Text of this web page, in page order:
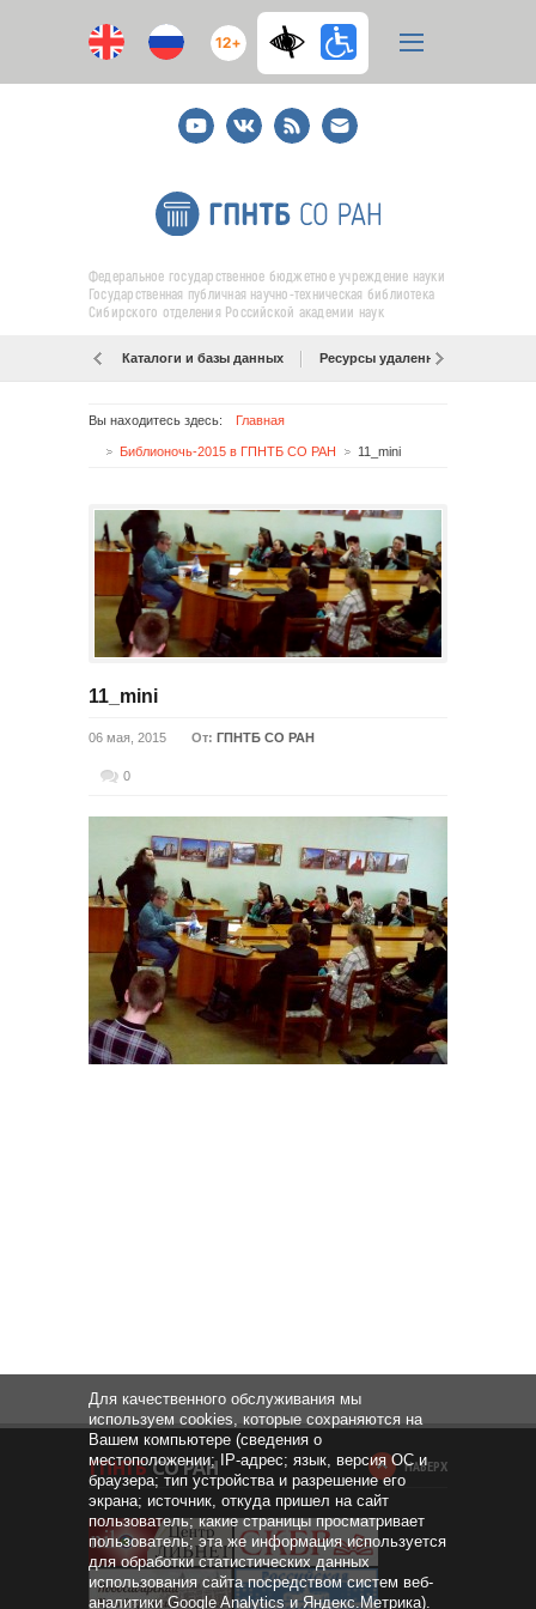
12+
YoutubeВКонтакте
RSS
E-
mail
подписка
Федеральное государственное бюджетное учреждение науки
Государственная публичная научно-техническая библиотека
Сибирского отделения Российской академии наук
Каталоги и базы данных Ресурсы удаленного доступа
Вы находитесь здесь: Главная
Библионочь-2015 в ГПНТБ СО РАН 11_mini
11_mini
06 мая, 2015 От: ГПНТБ СО РАН
0
НАВЕРХ
Для качественного обслуживания мы
используем cookies, которые сохраняются на
Вашем компьютере (сведения о
местоположении; IP-адрес; язык, версия ОС и
браузера; тип устройства и разрешение его
экрана; источник, откуда пришел на сайт
пользователь; какие страницы просматривает
пользователь; эта же информация используется
для обработки статистических данных
использования сайта посредством систем веб-
аналитики Google Analytics и Яндекс.Метрика).